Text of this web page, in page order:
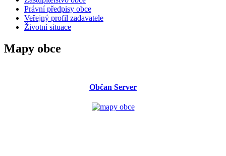
Právní předpisy obce
Veřejný profil zadavatele
Životní situace
Mapy obce
Občan Server